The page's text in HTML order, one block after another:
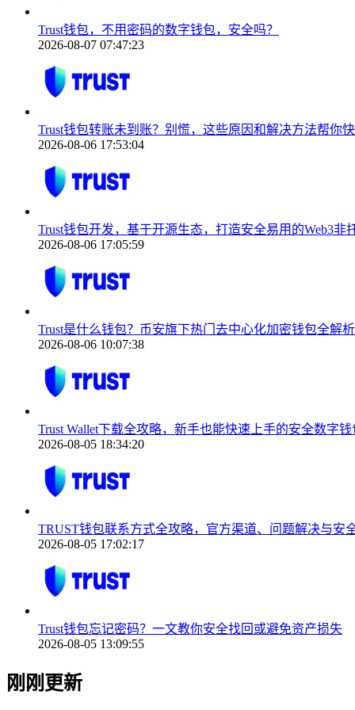
Trust钱包，不用密码的数字钱包，安全吗？
2026-08-07 07:47:23
Trust钱包转账未到账？别慌，这些原因和解决方法帮你
2026-08-06 17:53:04
Trust钱包开发，基于开源生态，打造安全易用的Web3非
2026-08-06 17:05:59
Trust是什么钱包？币安旗下热门去中心化加密钱包全解析
2026-08-06 10:07:38
Trust Wallet下载全攻略，新手也能快速上手的安全数字钱
2026-08-05 18:34:20
TRUST钱包联系方式全攻略，官方渠道、问题解决与安
2026-08-05 17:02:17
Trust钱包忘记密码？一文教你安全找回或避免资产损失
2026-08-05 13:09:55
刚刚更新